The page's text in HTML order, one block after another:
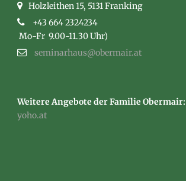
Holzleithen 15, 5131 Franking
+43 664 2324234
Mo-Fr 9.00-11.30 Uhr)
seminarhaus@obermair.at
Weitere Angebote der Familie Obermair:
yoho.at